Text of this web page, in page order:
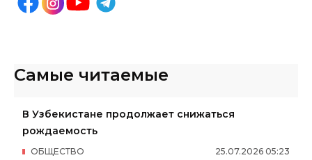
Самые читаемые
В Узбекистане продолжает снижаться
рождаемость
25.07.2026 05:23
ОБЩЕСТВО